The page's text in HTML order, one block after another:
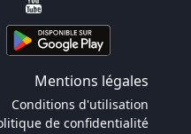
Mentions légales
Conditions d'utilisation
de confidentialité